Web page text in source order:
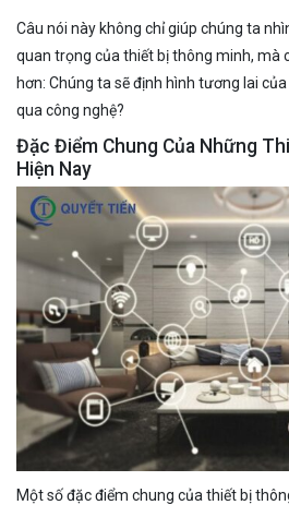
Câu nói này không chỉ giúp chúng ta
quan trọng của thiết bị thông minh, mà
hơn: Chúng ta sẽ định hình tương lai
qua công nghệ?
Đặc Điểm Chung Của Những
Hiện Nay
Một số đặc điểm chung của thiết bị